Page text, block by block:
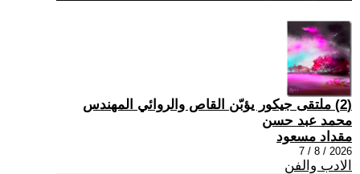
(2) ملتقى جيكور يؤبّن القاص والروائي المهندس
محمد عبد حسن
مقداد مسعود
2026 / 8 / 7
الادب والفن